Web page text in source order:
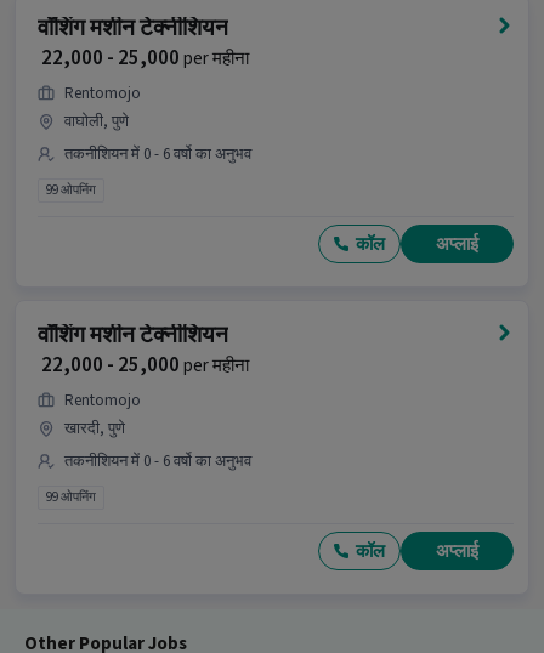
वॉशिंग मशीन टेक्नीशियन
₹ 22,000 - 25,000per महीना
Rentomojo
वाघोली, पुणे
तकनीशियन में 0 - 6 वर्षो का अनुभव
99 ओपनिंग
कॉल अप्लाई
वॉशिंग मशीन टेक्नीशियन
₹ 22,000 - 25,000per महीना
Rentomojo
खारदी, पुणे
तकनीशियन में 0 - 6 वर्षो का अनुभव
99 ओपनिंग
कॉल अप्लाई
Other Popular Jobs